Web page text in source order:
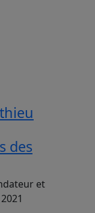
des
et